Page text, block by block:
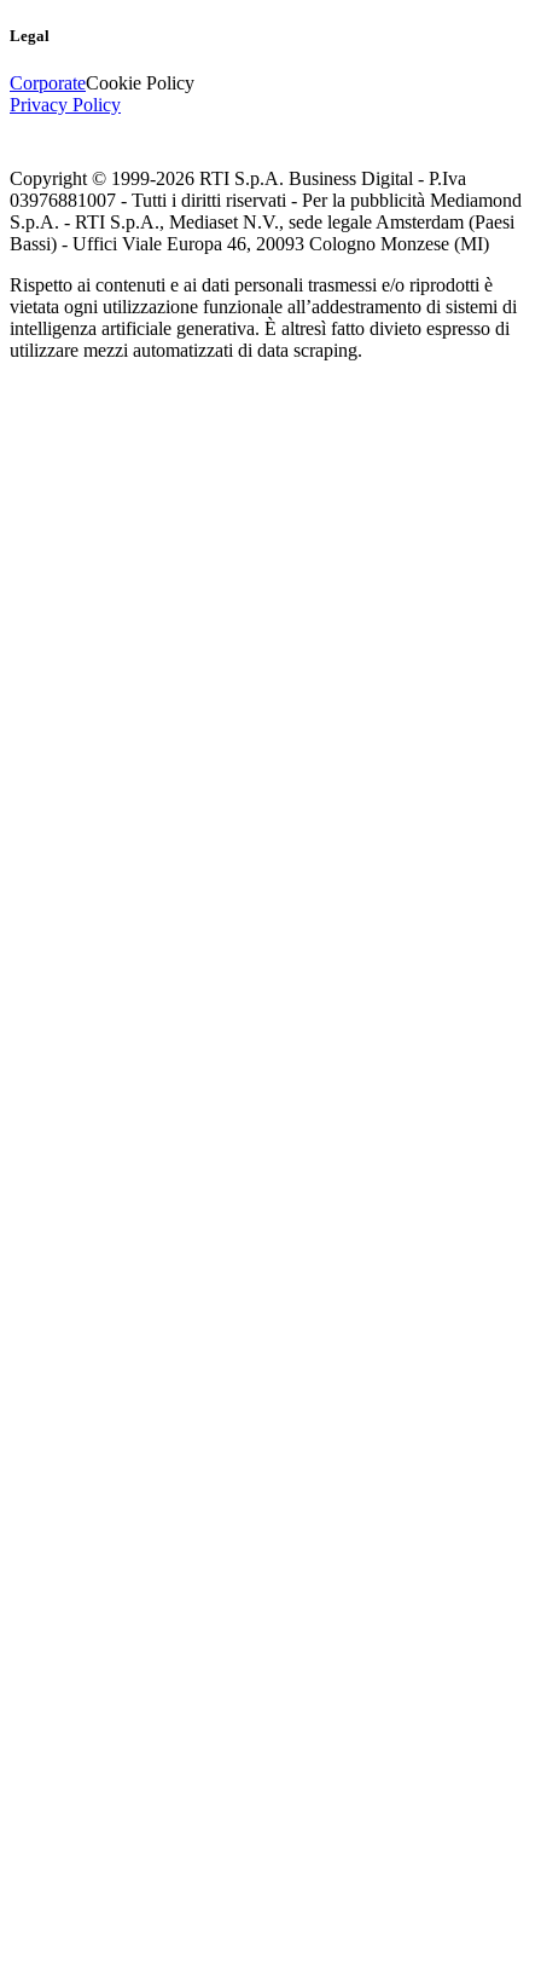
Legal
CorporateCookie Policy
Privacy Policy
Copyright © 1999-2026 RTI S.p.A. Business Digital - P.Iva
03976881007 - Tutti i diritti riservati - Per la pubblicità Mediamond
S.p.A. - RTI S.p.A., Mediaset N.V., sede legale Amsterdam (Paesi
Bassi) - Uffici Viale Europa 46, 20093 Cologno Monzese (MI)
Rispetto ai contenuti e ai dati personali trasmessi e/o riprodotti è
vietata ogni utilizzazione funzionale all’addestramento di sistemi di
intelligenza artificiale generativa. È altresì fatto divieto espresso di
utilizzare mezzi automatizzati di data scraping.